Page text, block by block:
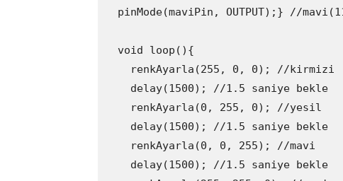
pinMode(maviPin, OUTPUT);} //
  void loop(){
    renkAyarla(255, 0, 0); //kirmizi
    delay(1500); //1.5 saniye bekle
    renkAyarla(0, 255, 0); //yesil
    delay(1500); //1.5 saniye bekle
    renkAyarla(0, 0, 255); //mavi
    delay(1500); //1.5 saniye bekle